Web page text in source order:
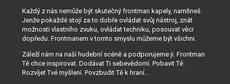
Každý z nás nemůže být skutečný frontman kapely, namítneš.
Jenže pokaždé stojí za to dobře ovládat svůj nástroj, znát
možnosti vlastního zvuku, ovládat techniku, posouvat věci
dopředu. Frontmanem v tomto smyslu můžeme být všichni.
Záleží nám na naší hudební scéně a podporujeme ji. Frontman
Tě chce inspirovat. Dodávat Ti sebevědomí. Pobavit Tě.
Rozvíjet Tvé myšlení. Povzbudit Tě k hraní...